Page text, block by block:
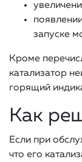
запуске
Кроме
катализатор
горящий
Как
Если при
что его